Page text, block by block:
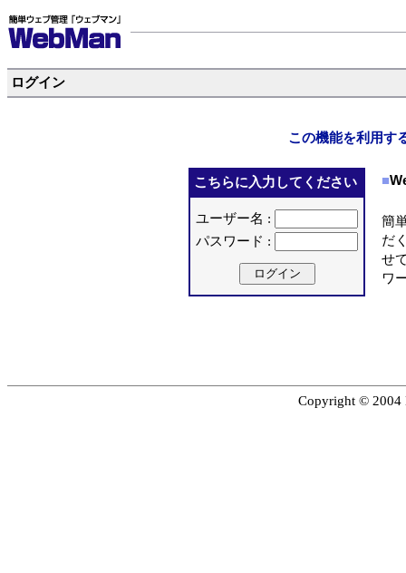
ログイン
この機能を利用す
こちらに入力してください
ユーザー名 :
パスワード :
■
簡
だ
せ
ワ
Copyright © 2004